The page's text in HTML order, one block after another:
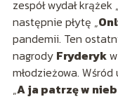
zespół wydał krążek „
następnie płytę „
pandemii. Ten
nagrody Fryderykw
młodzieżowa.
„A ja patrzę w